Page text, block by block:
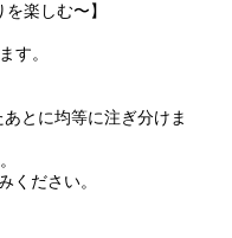
楽しむ〜】
す。
とに均等に注ぎ分けま
ください。